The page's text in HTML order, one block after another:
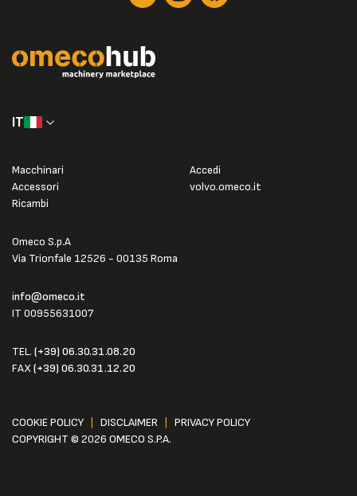
IT
Omeco S.p.A
Via Trionfale 12526 - 00135 Roma
info@omeco.it
IT 00955631007
TEL. (+39) 06.30.31.08.20
FAX(+39) 06.30.31.12.20
Macchinari
Accessori
Ricambi
Accedi
volvo.omeco.it
COOKIE POLICY DISCLAIMER
PRIVACY POLICY
COPYRIGHT © 2026 OMECO S.P.A.